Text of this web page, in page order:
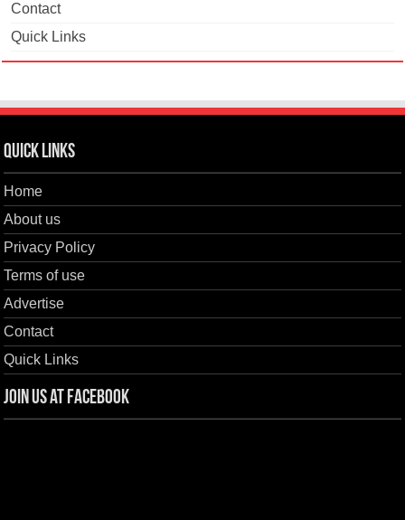
Contact
Quick Links
Quick Links
Home
About us
Privacy Policy
Terms of use
Advertise
Contact
Quick Links
Join us at Facebook